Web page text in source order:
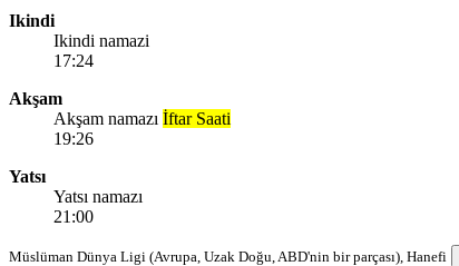
Ikindi
Ikindi namazi
17:24
Akşam
Akşam namazı İftar Saati
19:26
Yatsı
Yatsı namazı
21:00
Müslüman Dünya Ligi (Avrupa, Uzak Doğu, ABD'nin bir parçası), Hanefi